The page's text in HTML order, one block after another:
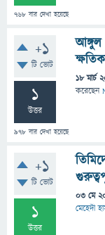
768 বার দেখা হয়েছে
+1
টি ভোট
1
উত্তর
978 বার দেখা হয়েছে
আঙ্গুল
18 মার্চ
করেছেন
+1
টি ভোট
1
উত্তর
03 মে
মেহেদী